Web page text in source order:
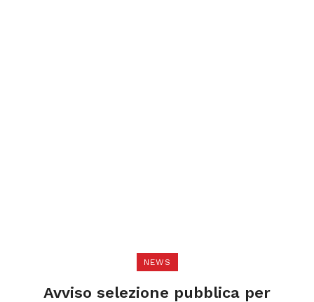
NEWS
Avviso selezione pubblica per